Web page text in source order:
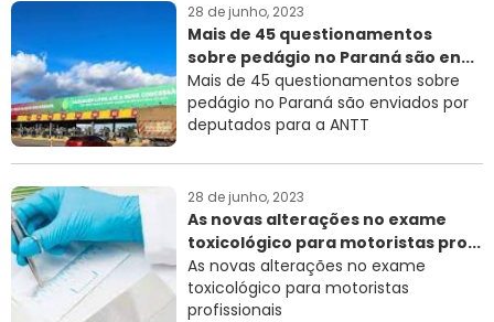
28 de junho, 2023
Mais de 45 questionamentos
sobre pedágio no Paraná são en...
Mais de 45 questionamentos sobre
pedágio no Paraná são enviados por
deputados para a ANTT
28 de junho, 2023
As novas alterações no exame
toxicológico para motoristas pro...
As novas alterações no exame
toxicológico para motoristas
profissionais